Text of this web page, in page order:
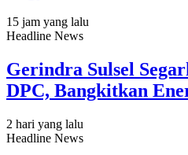
15 jam yang lalu
Headline News
Gerindra Sulsel
DPC, Bangkitkan
2 hari yang lalu
Headline News